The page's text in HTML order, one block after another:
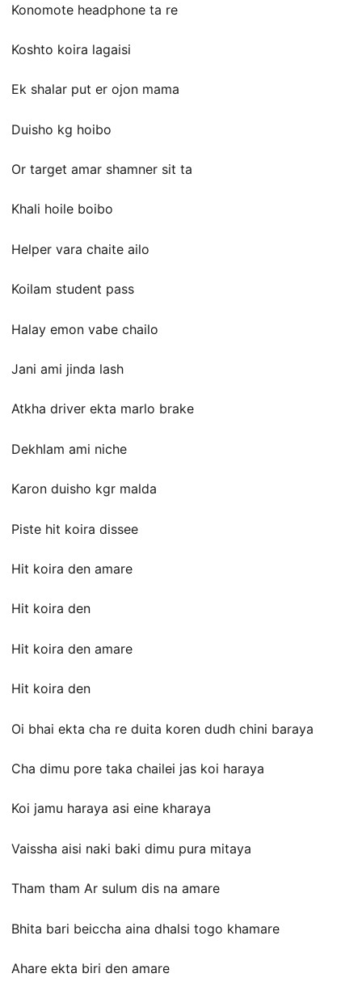
Konomote headphone ta re
Koshto koira lagaisi
Ek shalar put er ojon mama
Duisho kg hoibo
Or target amar shamner sit ta
Khali hoile boibo
Helper vara chaite ailo
Koilam student pass
Halay emon vabe chailo
Jani ami jinda lash
Atkha driver ekta marlo brake
Dekhlam ami niche
Karon duisho kgr malda
Piste hit koira dissee
Hit koira den amare
Hit koira den
Hit koira den amare
Hit koira den
Oi bhai ekta cha re duita koren dudh chini baraya
Cha dimu pore taka chailei jas koi haraya
Koi jamu haraya asi eine kharaya
Vaissha aisi naki baki dimu pura mitaya
Tham tham Ar sulum dis na amare
Bhita bari beiccha aina dhalsi togo khamare
Ahare ekta biri den amare